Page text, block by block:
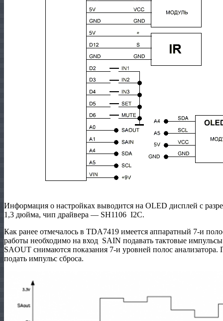
Информация о настройках выводится на OLED дисплей с
1,3 дюйма, чип драйвера — SH1106 I2C.
Как ранее отмечалось в TDA7419 имеется аппаратный 7-и
работы необходимо на вход SAIN подавать тактовые
SAOUT снимаются показания 7-и уровней полос
подать импульс сброса.